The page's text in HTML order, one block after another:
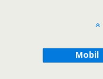
Mobil